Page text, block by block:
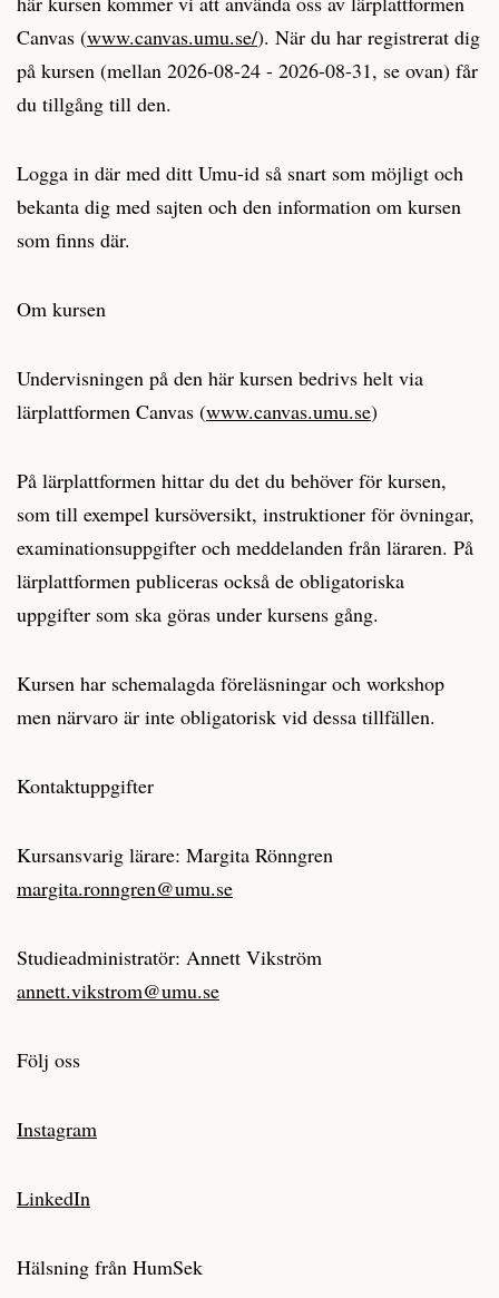
Canvas (www.canvas.umu.se/). När du har registrerat dig
på kursen (mellan 2026-08-24 - 2026-08-31, se ovan) får
du tillgång till den.
Logga in där med ditt Umu-id så snart som möjligt och
bekanta dig med sajten och den information om kursen
som finns där.
Om kursen
Undervisningen på den här kursen bedrivs helt via
lärplattformen Canvas (www.canvas.umu.se)
På lärplattformen hittar du det du behöver för kursen,
som till exempel kursöversikt, instruktioner för övningar,
examinationsuppgifter och meddelanden från läraren. På
lärplattformen publiceras också de obligatoriska
uppgifter som ska göras under kursens gång.
Kursen har schemalagda föreläsningar och workshop
men närvaro är inte obligatorisk vid dessa tillfällen.
Kontaktuppgifter
Kursansvarig lärare: Margita Rönngren
margita.ronngren@umu.se
Studieadministratör: Annett Vikström
annett.vikstrom@umu.se
Följ oss
Instagram
LinkedIn
Hälsning från HumSek